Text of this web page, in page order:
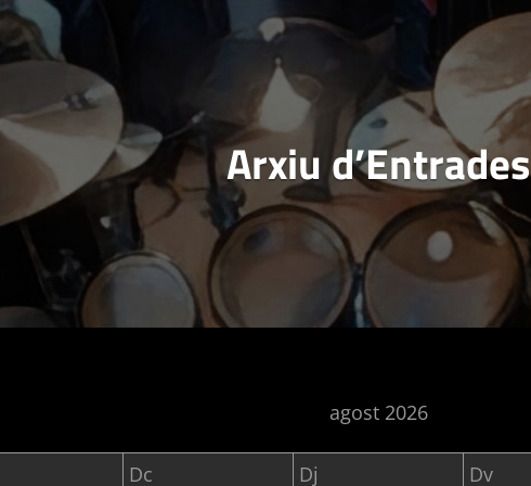
Arxiu d’Entrades
agost 2026
Dc Dj Dv